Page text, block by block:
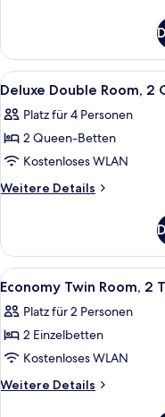
Non
Smoking
anzeigen
Room,
Queen
Non
Smoking
Alle
Fotos
für
Deluxe
Double
Room,
Beds,
Non
Smoking
anzeigen
9
Deluxe Double Room, 2
Platz für 4 Personen
2 Queen-Betten
Kostenloses WLAN
Weitere Details
Weitere
Double
Room,
2
Beds,
Non
Alle
Fotos
für
Economy
Twin
Room,
4
Economy Twin Room, 2
Platz für 2 Personen
2 Einzelbetten
Kostenloses WLAN
Weitere Details
Weitere